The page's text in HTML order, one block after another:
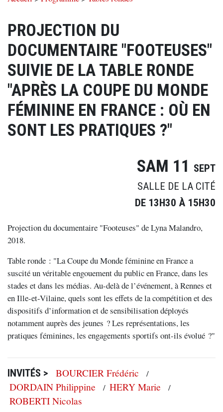
PROJECTION DU
DOCUMENTAIRE "FOOTEUSES"
SUIVIE DE LA TABLE RONDE
"APRÈS LA COUPE DU MONDE
FÉMININE EN FRANCE : OÙ EN
SONT LES PRATIQUES ?"
SAM 11 SEPT
SALLE DE LA CITÉ
DE 13H30 À 15H30
Projection du documentaire "Footeuses" de Lyna Malandro,
2018.
Table ronde : "La Coupe du Monde féminine en France a
suscité un véritable engouement du public en France, dans les
stades et dans les médias. Au-delà de l’événement, à Rennes et
en Ille-et-Vilaine, quels sont les effets de la compétition et des
dispositifs d’information et de sensibilisation déployés
notamment auprès des jeunes ? Les représentations, les
pratiques féminines, les engagements sportifs ont-ils évolué ?"
INVITÉS > BOURCIER Frédéric /
DORDAIN Philippine / HERY Marie /
ROBERTI Nicolas